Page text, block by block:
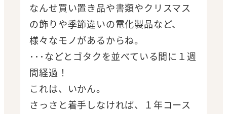
なんせ買い置き品や書類やクリスマス
の飾りや季節違いの電化製品など、
様々なモノがあるからね。
･･･などとゴタクを並べている間に１週
間経過！
これは、いかん。
さっさと着手しなければ、１年コース